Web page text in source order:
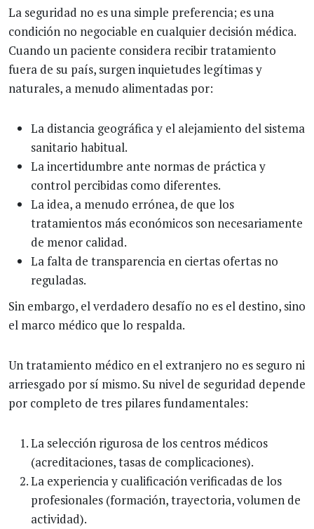
La seguridad no es una simple preferencia; es una
condición no negociable en cualquier decisión médica.
Cuando un paciente considera recibir tratamiento
fuera de su país, surgen inquietudes legítimas y
naturales, a menudo alimentadas por:
La distancia geográfica y el alejamiento del sistema
sanitario habitual.
La incertidumbre ante normas de práctica y
control percibidas como diferentes.
La idea, a menudo errónea, de que los
tratamientos más económicos son necesariamente
de menor calidad.
La falta de transparencia en ciertas ofertas no
reguladas.
Sin embargo, el verdadero desafío no es el destino, sino
el marco médico que lo respalda.
Un tratamiento médico en el extranjero no es seguro ni
arriesgado por sí mismo. Su nivel de seguridad depende
por completo de tres pilares fundamentales:
La selección rigurosa de los centros médicos
(acreditaciones, tasas de complicaciones).
La experiencia y cualificación verificadas de los
profesionales (formación, trayectoria, volumen de
actividad).